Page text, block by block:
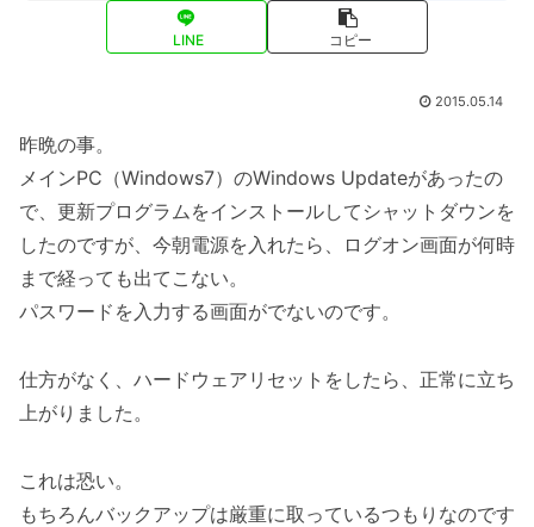
LINE コピー
2015.05.14
昨晩の事。
メインPC（Windows7）のWindows Updateがあったの
で、更新プログラムをインストールしてシャットダウンを
したのですが、今朝電源を入れたら、ログオン画面が何時
まで経っても出てこない。
パスワードを入力する画面がでないのです。
仕方がなく、ハードウェアリセットをしたら、正常に立ち
上がりました。
これは恐い。
もちろんバックアップは厳重に取っているつもりなのです